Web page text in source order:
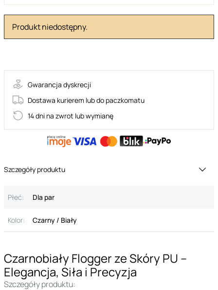
Czarnobiały Flogger ze Skóry PU –
Elegancja, Siła i Precyzja
Szczegóły produktu:
Produkt niedostępny.
Gwarancja dyskrecji
Dostawa kurierem lub do paczkomatu
14 dni na zwrot lub wymianę
Szczegóły produktu
Płeć: Dla par
Kolor: Czarny / Biały